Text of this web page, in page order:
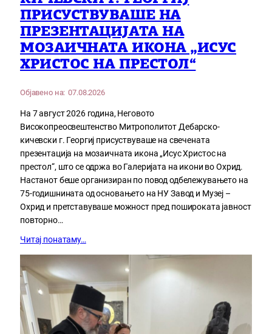
ПРИСУСТВУВАШЕ НА
ПРЕЗЕНТАЦИЈАТА НА
МОЗАИЧНАТА ИКОНА „ИСУС
ХРИСТОС НА ПРЕСТОЛ“
Објавено на: 07.08.2026
На 7 август 2026 година, Неговото
Високопреосвештенство Митрополитот Дебарско-
кичевски г. Георгиј присуствуваше на свечената
презентација на мозаичната икона „Исус Христос на
престол“, што се одржа во Галеријата на икони во Охрид.
Настанот беше организиран по повод одбележувањето на
75-годишнината од основањето на НУ Завод и Музеј –
Охрид и претставуваше можност пред пошироката јавност
повторно…
Читај понатаму…